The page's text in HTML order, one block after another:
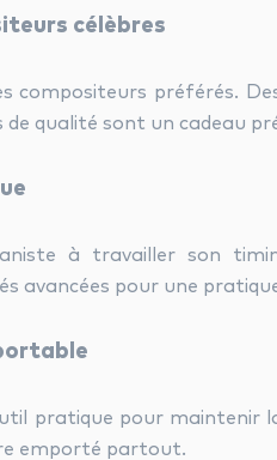
célèbres
compositeurs préférés.
qualité sont un cadeau
à travailler son
avancées pour une
pratique pour maintenir
emporté partout.